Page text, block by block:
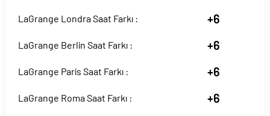
LaGrange Londra Saat Farkı : +6
LaGrange Berlin Saat Farkı : +6
LaGrange Paris Saat Farkı : +6
LaGrange Roma Saat Farkı : +6